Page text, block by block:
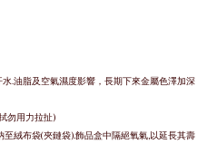
.油脂及空氣濕度影響，長期下來金屬色澤加深
勿用力拉扯)
絨布袋(夾鏈袋).飾品盒中隔絕氧氣,以延長其壽